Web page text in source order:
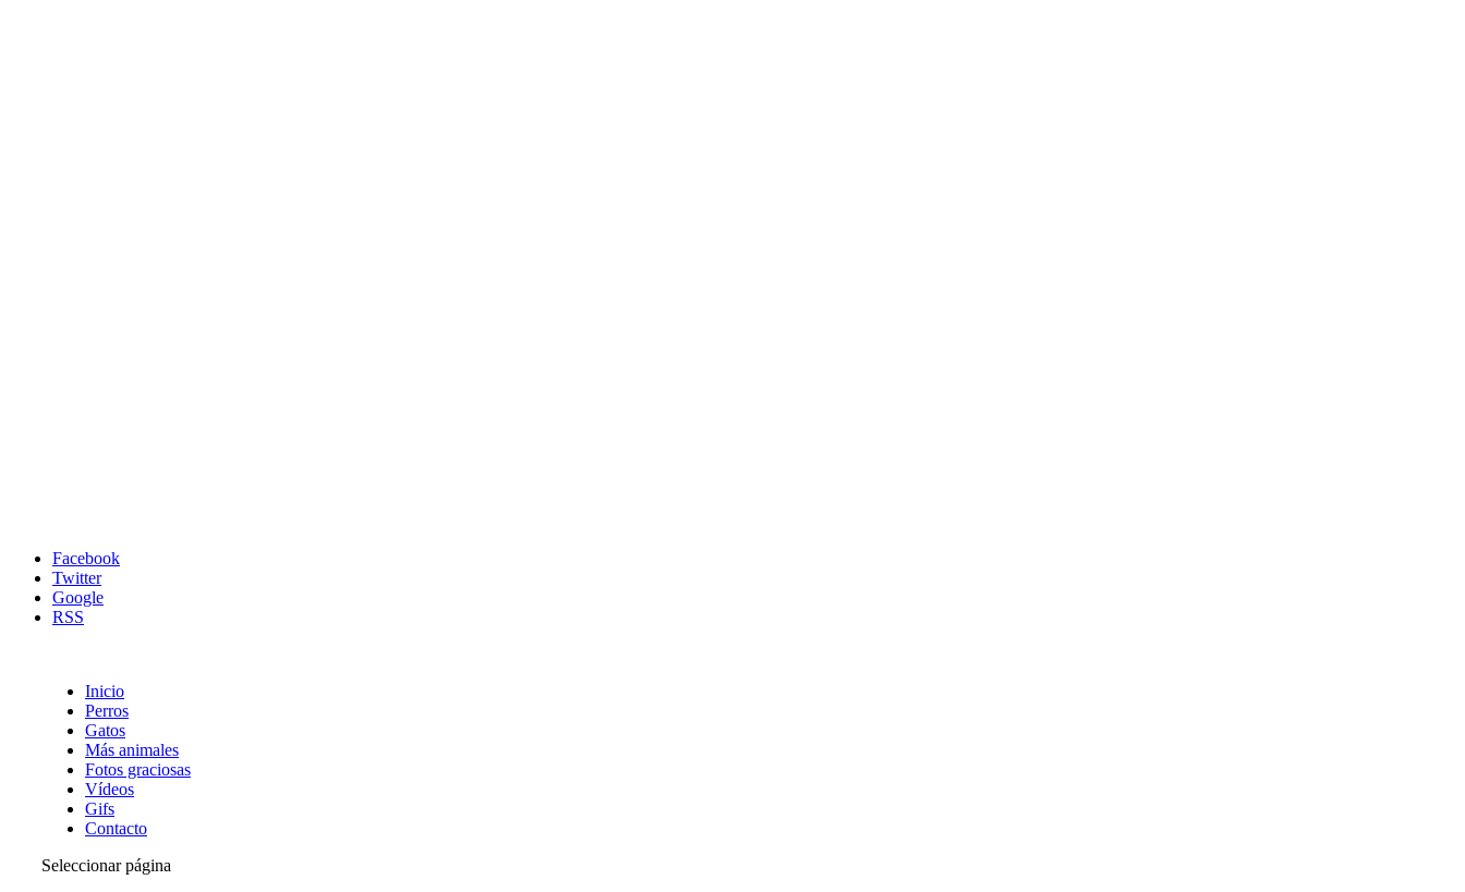
Facebook
Twitter
Google
RSS
Inicio
Perros
Gatos
Más animales
Fotos graciosas
Vídeos
Gifs
Contacto
Seleccionar página